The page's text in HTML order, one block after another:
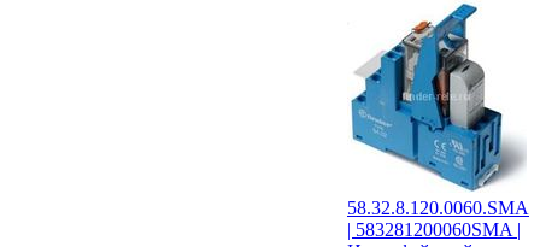
58.32.8.120.0060.SMA
| 583281200060SMA |